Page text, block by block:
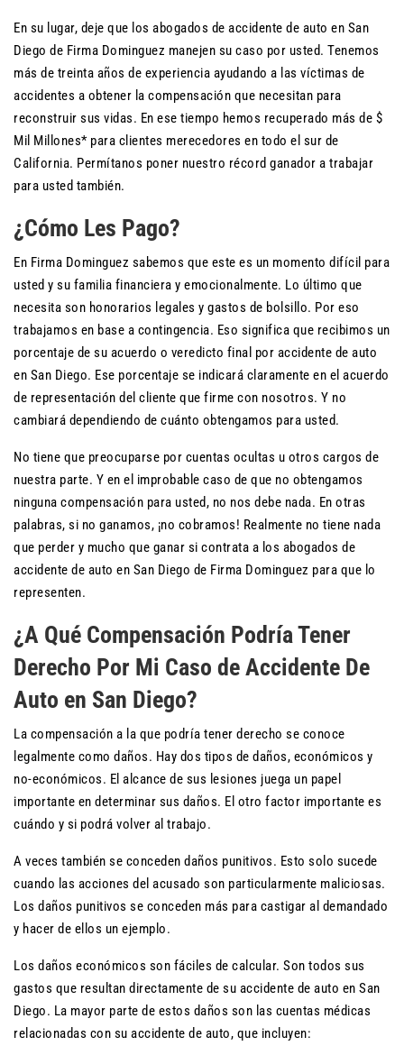
En su lugar, deje que los abogados de accidente de auto en San
Diego de Firma Dominguez manejen su caso por usted. Tenemos
más de treinta años de experiencia ayudando a las víctimas de
accidentes a obtener la compensación que necesitan para
reconstruir sus vidas. En ese tiempo hemos recuperado más de $
Mil Millones* para clientes merecedores en todo el sur de
California. Permítanos poner nuestro récord ganador a trabajar
para usted también.
¿Cómo Les Pago?
En Firma Dominguez sabemos que este es un momento difícil para
usted y su familia financiera y emocionalmente. Lo último que
necesita son honorarios legales y gastos de bolsillo. Por eso
trabajamos en base a contingencia. Eso significa que recibimos un
porcentaje de su acuerdo o veredicto final por accidente de auto
en San Diego. Ese porcentaje se indicará claramente en el acuerdo
de representación del cliente que firme con nosotros. Y no
cambiará dependiendo de cuánto obtengamos para usted.
No tiene que preocuparse por cuentas ocultas u otros cargos de
nuestra parte. Y en el improbable caso de que no obtengamos
ninguna compensación para usted, no nos debe nada. En otras
palabras, si no ganamos, ¡no cobramos! Realmente no tiene nada
que perder y mucho que ganar si contrata a los abogados de
accidente de auto en San Diego de Firma Dominguez para que lo
representen.
¿A Qué Compensación Podría Tener
Derecho Por Mi Caso de Accidente De
Auto en San Diego?
La compensación a la que podría tener derecho se conoce
legalmente como daños. Hay dos tipos de daños, económicos y
no-económicos. El alcance de sus lesiones juega un papel
importante en determinar sus daños. El otro factor importante es
cuándo y si podrá volver al trabajo.
A veces también se conceden daños punitivos. Esto solo sucede
cuando las acciones del acusado son particularmente maliciosas.
Los daños punitivos se conceden más para castigar al demandado
y hacer de ellos un ejemplo.
Los daños económicos son fáciles de calcular. Son todos sus
gastos que resultan directamente de su accidente de auto en San
Diego. La mayor parte de estos daños son las cuentas médicas
relacionadas con su accidente de auto, que incluyen: